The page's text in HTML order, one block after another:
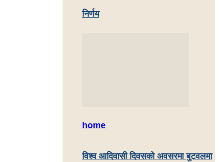
निर्णय
home
विश्व आदिवासी दिवसको अवसरमा बुटवलमा